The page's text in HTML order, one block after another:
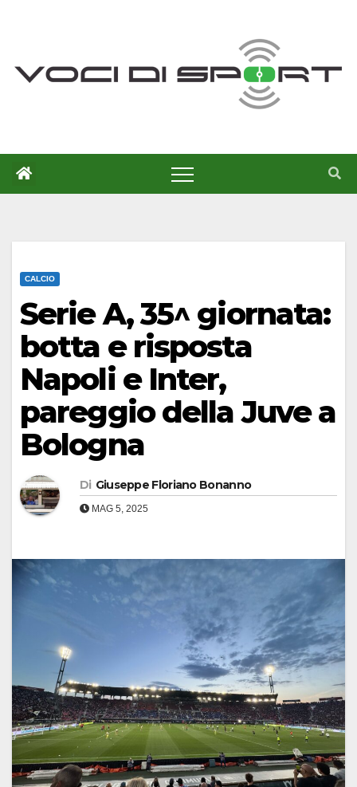
CALCIO
Serie A, 35^ giornata:
botta e risposta
Napoli e Inter,
pareggio della Juve a
Bologna
Di Giuseppe Floriano Bonanno
MAG 5, 2025